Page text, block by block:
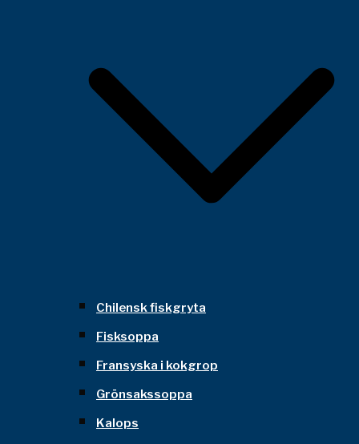
Chilensk fiskgryta
Fisksoppa
Fransyska i kokgrop
Grönsakssoppa
Kalops